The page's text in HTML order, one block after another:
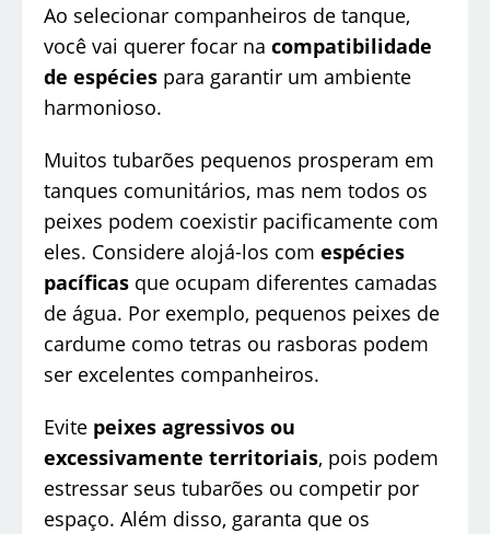
Ao selecionar companheiros de tanque,
você vai querer focar na compatibilidade
de espécies para garantir um ambiente
harmonioso.
Muitos tubarões pequenos prosperam em
tanques comunitários, mas nem todos os
peixes podem coexistir pacificamente com
eles. Considere alojá-los com espécies
pacíficas que ocupam diferentes camadas
de água. Por exemplo, pequenos peixes de
cardume como tetras ou rasboras podem
ser excelentes companheiros.
Evite peixes agressivos ou
excessivamente territoriais, pois podem
estressar seus tubarões ou competir por
espaço. Além disso, garanta que os